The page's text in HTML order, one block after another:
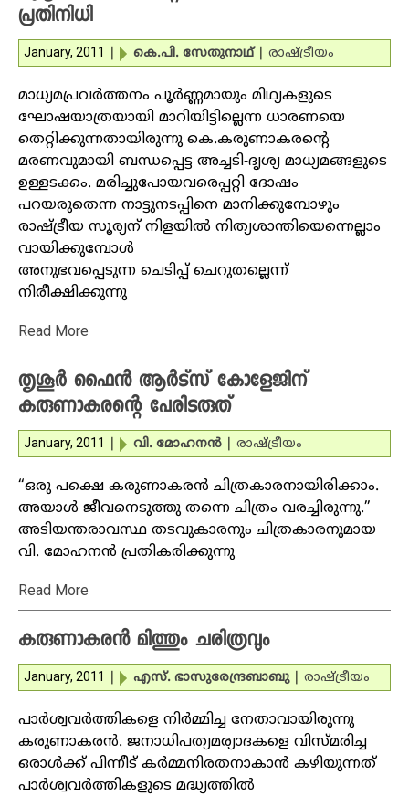
പ്രതിനിധി
January, 2011 കെ.പി. സേതുനാഥ്‌ രാഷ്ട്രീയം
മാധ്യമപ്രവര്‍ത്തനം പൂര്‍ണ്ണമായും മിഥ്യകളുടെ
ഘോഷയാത്രയായി മാറിയിട്ടില്ലെന്ന ധാരണയെ
തെറ്റിക്കുന്നതായിരുന്നു കെ.കരുണാകരന്റെ
മരണവുമായി ബന്ധപ്പെട്ട അച്ചടി-ദൃശ്യ മാധ്യമങ്ങളുടെ
ഉള്ളടക്കം. മരിച്ചുപോയവരെപ്പറ്റി ദോഷം
പറയരുതെന്ന നാട്ടുനടപ്പിനെ മാനിക്കുമ്പോഴും
രാഷ്ട്രീയ സൂര്യന് നിളയില്‍ നിത്യശാന്തിയെന്നെല്ലാം
വായിക്കുമ്പോള്‍
അനുഭവപ്പെടുന്ന ചെടിപ്പ് ചെറുതല്ലെന്ന്
നിരീക്ഷിക്കുന്നു
Read More
തൃശൂര്‍ ഫൈന്‍ ആര്‍ട്‌സ് കോളേജിന്
കരുണാകരന്റെ പേരിടരുത്‌
January, 2011 വി. മോഹനന്‍ രാഷ്ട്രീയം
“ഒരു പക്ഷെ കരുണാകരന്‍ ചിത്രകാരനായിരിക്കാം.
അയാള്‍ ജീവനെടുത്തു തന്നെ ചിത്രം വരച്ചിരുന്നു.”
അടിയന്തരാവസ്ഥ തടവുകാരനും ചിത്രകാരനുമായ
വി. മോഹനന്‍ പ്രതികരിക്കുന്നു
Read More
കരുണാകരന്‍ മിത്തും ചരിത്രവും
January, 2011 എസ്. ഭാസുരേന്ദ്രബാബു രാഷ്ട്രീയം
പാര്‍ശ്വവര്‍ത്തികളെ നിര്‍മ്മിച്ച നേതാവായിരുന്നു
കരുണാകരന്‍. ജനാധിപത്യമര്യാദകളെ വിസ്മരിച്ച
ഒരാള്‍ക്ക് പിന്നീട് കര്‍മ്മനിരതനാകാന്‍ കഴിയുന്നത്
പാര്‍ശ്വവര്‍ത്തികളുടെ മദ്ധ്യത്തില്‍